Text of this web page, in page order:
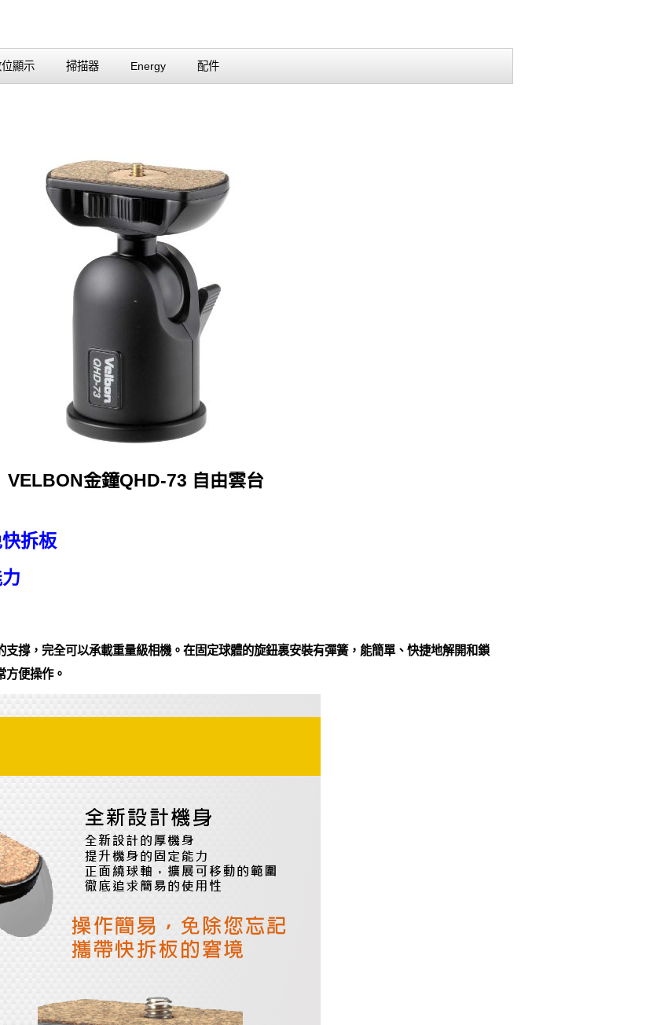
顯示 掃描器 Energy 配件
VELBON金鐘QHD-73 自由雲台
拆板
撐，完全可以承載重量級相機。在固定球體的旋鈕裏安裝有彈簧，能簡單、快捷地解開和鎖
方便操作。